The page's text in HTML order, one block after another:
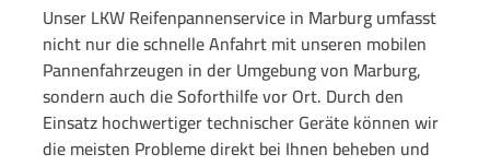
Unser LKW Reifenpannenservice in Marburg umfasst
nicht nur die schnelle Anfahrt mit unseren mobilen
Pannenfahrzeugen in der Umgebung von Marburg,
sondern auch die Soforthilfe vor Ort. Durch den
Einsatz hochwertiger technischer Geräte können wir
die meisten Probleme direkt bei Ihnen beheben und